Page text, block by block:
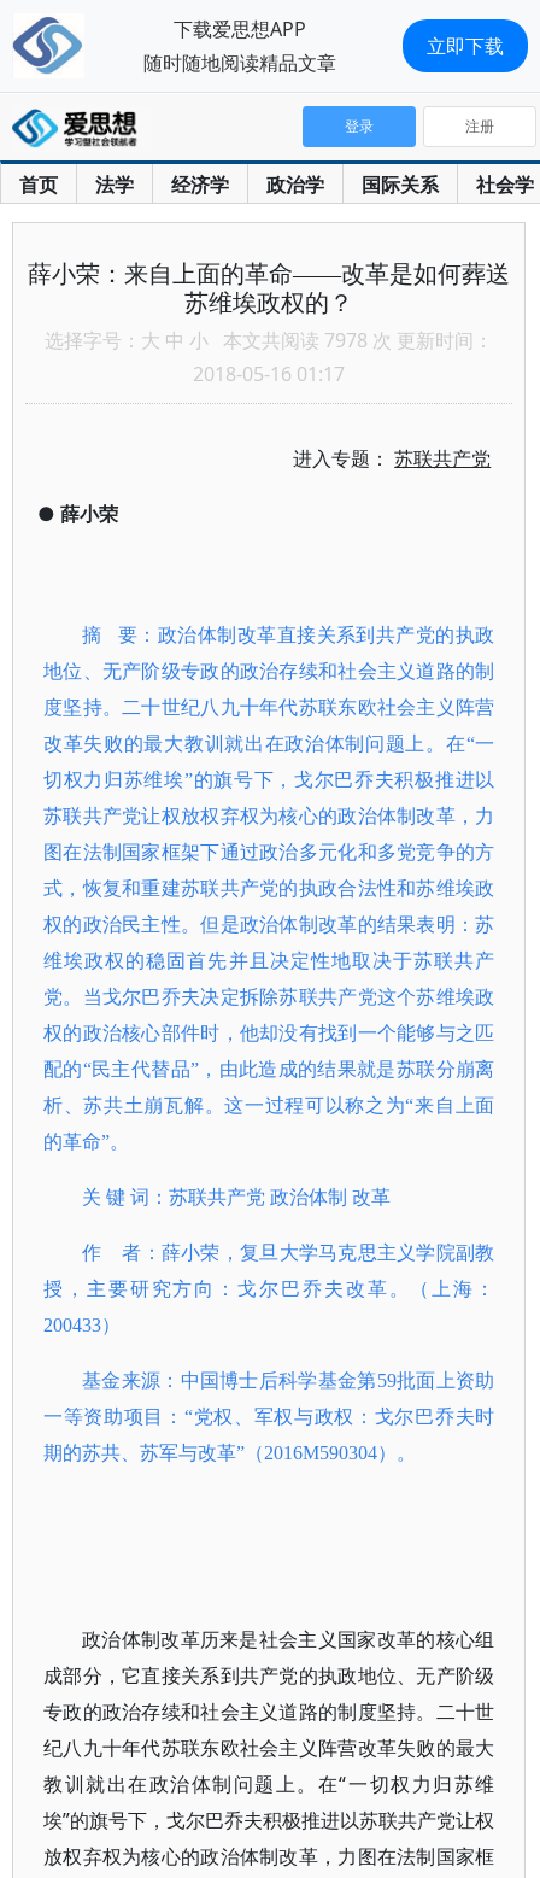
首页 法学 经济学 政治学 国际关系 社会学
登录 注册
薛小荣：来自上面的革命——改革是如何葬送
苏维埃政权的？
选择字号： 大 中 小 本文共阅读 7978 次 更新时间：
2018-05-16 01:17
进入专题：苏联共产党
● 薛小荣
摘 要：政治体制改革直接关系到共产党的执政
地位、无产阶级专政的政治存续和社会主义道路的制
度坚持。二十世纪八九十年代苏联东欧社会主义阵营
改革失败的最大教训就出在政治体制问题上。在“一
切权力归苏维埃”的旗号下，戈尔巴乔夫积极推进以
苏联共产党让权放权弃权为核心的政治体制改革，力
图在法制国家框架下通过政治多元化和多党竞争的方
式，恢复和重建苏联共产党的执政合法性和苏维埃政
权的政治民主性。但是政治体制改革的结果表明：苏
维埃政权的稳固首先并且决定性地取决于苏联共产
党。当戈尔巴乔夫决定拆除苏联共产党这个苏维埃政
权的政治核心部件时，他却没有找到一个能够与之匹
配的“民主代替品”，由此造成的结果就是苏联分崩离
析、苏共土崩瓦解。这一过程可以称之为“来自上面
的革命”。
关 键 词：苏联共产党 政治体制 改革
作 者：薛小荣，复旦大学马克思主义学院副教
授，主要研究方向：戈尔巴乔夫改革。（上海：
200433）
基金来源：中国博士后科学基金第59批面上资助
一等资助项目：“党权、军权与政权：戈尔巴乔夫时
期的苏共、苏军与改革”（2016M590304）。
政治体制改革历来是社会主义国家改革的核心组
成部分，它直接关系到共产党的执政地位、无产阶级
专政的政治存续和社会主义道路的制度坚持。二十世
纪八九十年代苏联东欧社会主义阵营改革失败的最大
教训就出在政治体制问题上。在“一切权力归苏维
埃”的旗号下，戈尔巴乔夫积极推进以苏联共产党让权
放权弃权为核心的政治体制改革，力图在法制国家框
下载爱思想APP
随时随地阅读精品文章
立即下载